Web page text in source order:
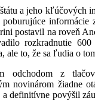
a jeho kľúčových
informácie
postavil na roveň
rozkradnutie
ale to, že sa ľudia o
odchodom z
novinárom žiadne
a definitívne povýšil